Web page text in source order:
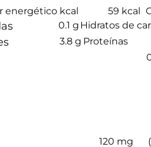
energético kcal 59 kcal
0.1 g Hidratos de
3.8 g Proteínas
120 mg